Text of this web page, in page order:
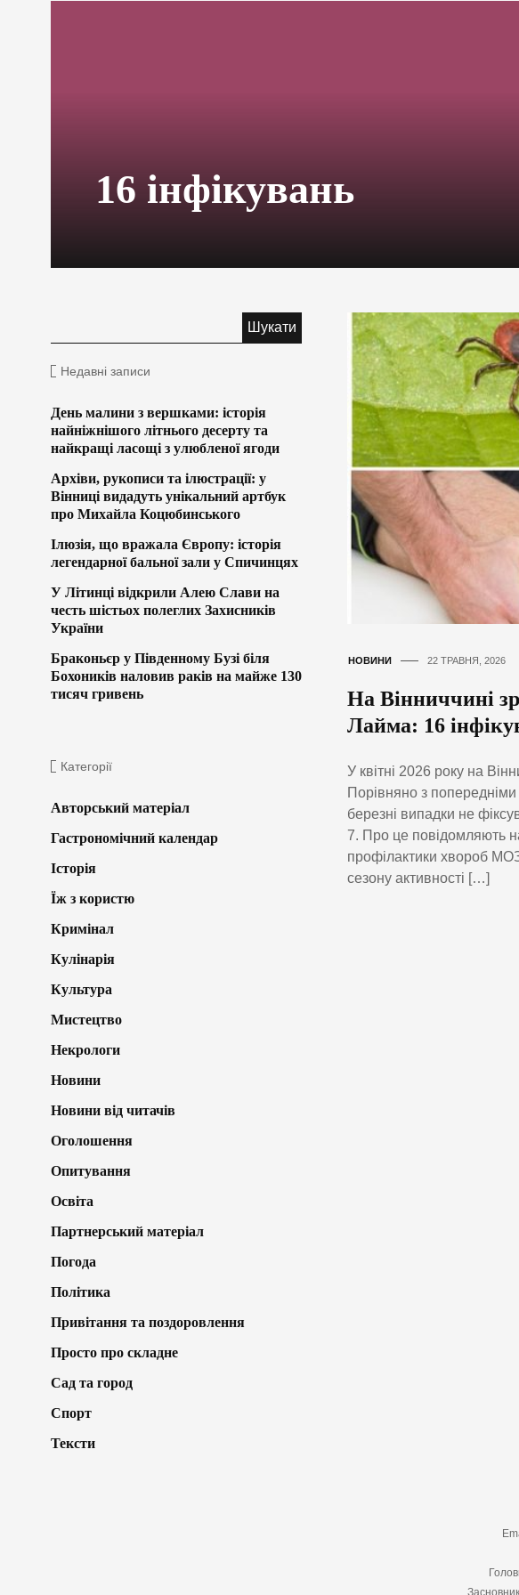
16 інфікувань
НОВИНИ 22 ТРАВНЯ, 2026
На Вінниччині
Лайма: 16
У квітні 2026 року на
Порівняно з попередніми
березні випадки не
7. Про це повідомляють
профілактики хвороб МОЗ
сезону активності […]
Недавні записи
День малини з вершками: історія
найніжнішого літнього десерту та
найкращі ласощі з улюбленої ягоди
Архіви, рукописи та ілюстрації: у
Вінниці видадуть унікальний артбук
про Михайла Коцюбинського
Ілюзія, що вражала Європу: історія
легендарної бальної зали у Спичинцях
У Літинці відкрили Алею Слави на
честь шістьох полеглих Захисників
України
Браконьєр у Південному Бузі біля
Бохоників наловив раків на майже 130
тисяч гривень
Категорії
Авторський матеріал
Гастрономічний календар
Історія
Їж з користю
Кримінал
Кулінарія
Культура
Мистецтво
Некрологи
Новини
Новини від читачів
Оголошення
Опитування
Освіта
Партнерський матеріал
Погода
Політика
Привітання та поздоровлення
Просто про складне
Сад та город
Спорт
Тексти